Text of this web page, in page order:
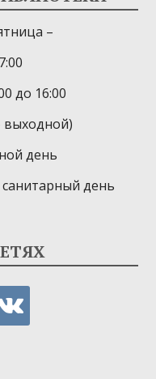
–
до 16:00
выходной)
день
день